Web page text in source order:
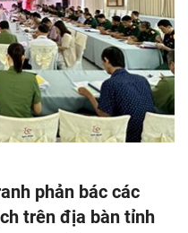
phản bác các
trên địa bàn tỉnh